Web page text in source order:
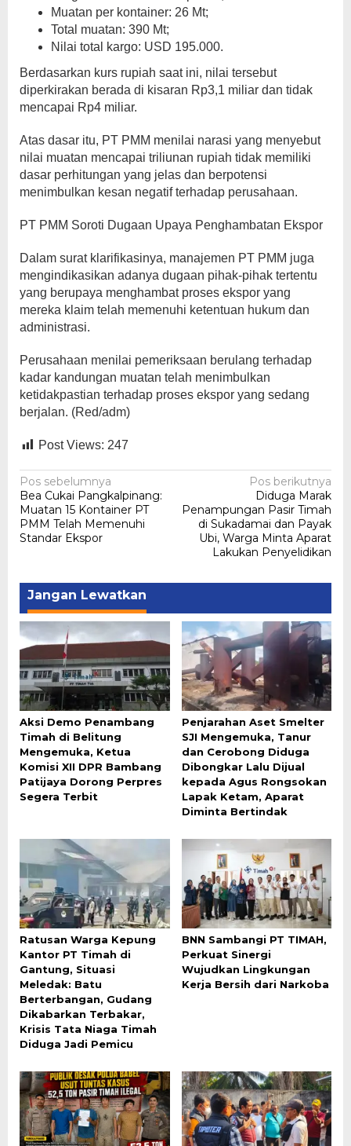
Muatan per kontainer: 26 Mt;
Total muatan: 390 Mt;
Nilai total kargo: USD 195.000.
Berdasarkan kurs rupiah saat ini, nilai tersebut
diperkirakan berada di kisaran Rp3,1 miliar dan tidak
mencapai Rp4 miliar.
Atas dasar itu, PT PMM menilai narasi yang menyebut
nilai muatan mencapai triliunan rupiah tidak memiliki
dasar perhitungan yang jelas dan berpotensi
menimbulkan kesan negatif terhadap perusahaan.
PT PMM Soroti Dugaan Upaya Penghambatan Ekspor
Dalam surat klarifikasinya, manajemen PT PMM juga
mengindikasikan adanya dugaan pihak-pihak tertentu
yang berupaya menghambat proses ekspor yang
mereka klaim telah memenuhi ketentuan hukum dan
administrasi.
Perusahaan menilai pemeriksaan berulang terhadap
kadar kandungan muatan telah menimbulkan
ketidakpastian terhadap proses ekspor yang sedang
berjalan. (Red/adm)
Post Views: 247
Navigasi
pos
Pos sebelumnya
Bea Cukai Pangkalpinang:
Muatan 15 Kontainer PT
PMM Telah Memenuhi
Standar Ekspor
Pos berikutnya
Diduga Marak
Penampungan Pasir Timah
di Sukadamai dan Payak
Ubi, Warga Minta Aparat
Lakukan Penyelidikan
Jangan Lewatkan
Aksi Demo Penambang
Timah di Belitung
Mengemuka, Ketua
Komisi XII DPR Bambang
Patijaya Dorong Perpres
Segera Terbit
Penjarahan Aset Smelter
SJI Mengemuka, Tanur
dan Cerobong Diduga
Dibongkar Lalu Dijual
kepada Agus Rongsokan
Lapak Ketam, Aparat
Diminta Bertindak
Ratusan Warga Kepung
Kantor PT Timah di
Gantung, Situasi
Meledak: Batu
Berterbangan, Gudang
Dikabarkan Terbakar,
Krisis Tata Niaga Timah
Diduga Jadi Pemicu
BNN Sambangi PT TIMAH,
Perkuat Sinergi
Wujudkan Lingkungan
Kerja Bersih dari Narkoba